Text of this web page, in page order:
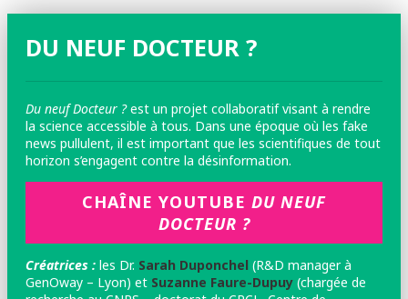
DU NEUF DOCTEUR ?
Du neuf Docteur ?est un projet collaboratif visant à rendre
la science accessible à tous. Dans une époque où les fake
news pullulent, il est important que les scientifiques de tout
horizon s’engagent contre la désinformation.
CHAÎNE YOUTUBE DU NEUF
DOCTEUR ?
Créatrices : les Dr. Sarah Duponchel (R&D manager à
GenOway – Lyon) et Suzanne Faure-Dupuy (chargée de